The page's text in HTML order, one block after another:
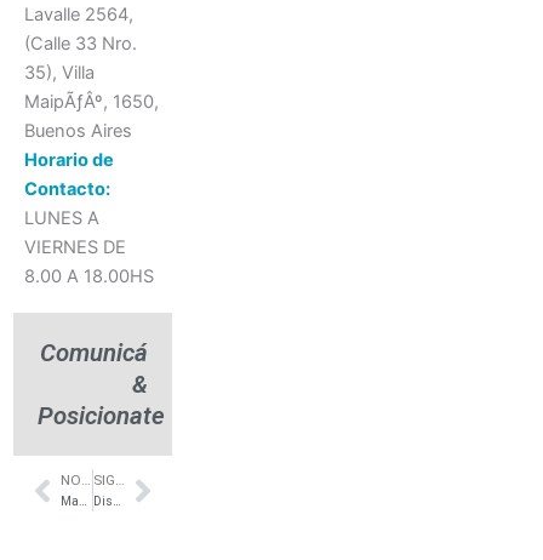
Lavalle 2564,
(Calle 33 Nro.
35), Villa
MaipÃƒÂº, 1650,
Buenos Aires
Horario de
Contacto:
LUNES A
VIERNES DE
8.00 A 18.00HS
Comunicá
&
Posicionate
Prev
NOTA ANTERIOR
Maceteros y decoración en piedra – AR Martineau – La empresa
SIGUIENTE NOTA
Diseño de espacios verdes – Susana Berney Next